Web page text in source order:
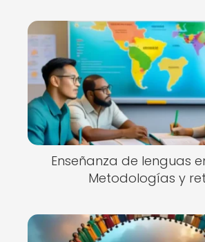
Enseñanza de lenguas
Metodologías y